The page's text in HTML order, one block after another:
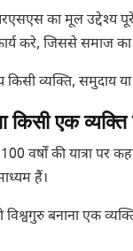
का मूल उद्देश्य
करे, जिससे समाज का
किसी व्यक्ति, समुदाय
किसी एक
की यात्रा पर
हैं।
बनाना एक